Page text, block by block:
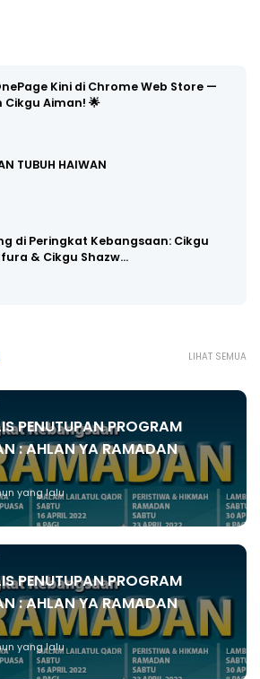
Kini di Chrome Web Store —
Cikgu Aiman! 🌟
TUBUH HAIWAN
di Peringkat Kebangsaan: Cikgu
& Cikgu Shazw…
LIHAT SEMUA
PENUTUPAN PROGRAM
: AHLAN YA RAMADAN
yang lalu
PENUTUPAN PROGRAM
: AHLAN YA RAMADAN
yang lalu